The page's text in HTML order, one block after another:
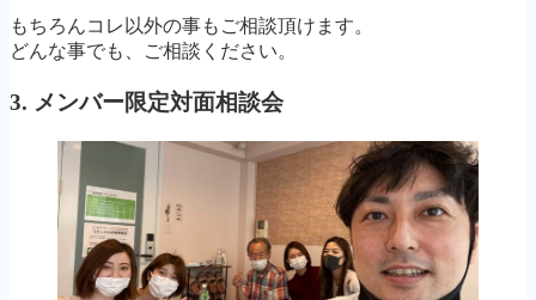
もちろんコレ以外の事もご相談頂けます。
どんな事でも、ご相談ください。
3. メンバー限定対面相談会